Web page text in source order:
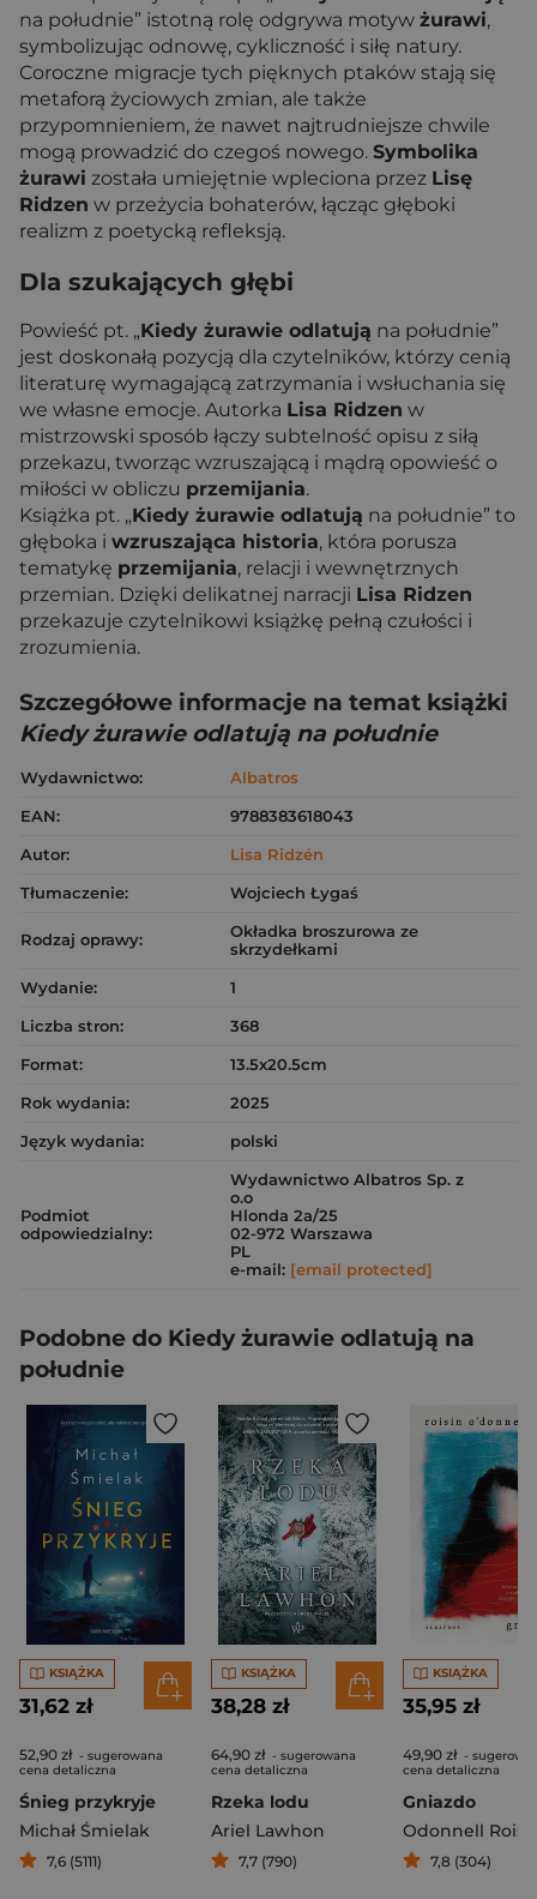
na południe” istotną rolę odgrywa motyw żurawi,
symbolizując odnowę, cykliczność i siłę natury.
Coroczne migracje tych pięknych ptaków stają się
metaforą życiowych zmian, ale także
przypomnieniem, że nawet najtrudniejsze chwile
mogą prowadzić do czegoś nowego. Symbolika
żurawi została umiejętnie wpleciona przez Lisę
Ridzen w przeżycia bohaterów, łącząc głęboki
realizm z poetycką refleksją.
Dla szukających głębi
Powieść pt. „Kiedy żurawie odlatują na południe”
jest doskonałą pozycją dla czytelników, którzy cenią
literaturę wymagającą zatrzymania i wsłuchania się
we własne emocje. Autorka Lisa Ridzen w
mistrzowski sposób łączy subtelność opisu z siłą
przekazu, tworząc wzruszającą i mądrą opowieść o
miłości w obliczu przemijania.
Książka pt. „Kiedy żurawie odlatują na południe” to
głęboka i wzruszająca historia, która porusza
tematykę przemijania, relacji i wewnętrznych
przemian. Dzięki delikatnej narracji Lisa Ridzen
przekazuje czytelnikowi książkę pełną czułości i
zrozumienia.
Szczegółowe informacje na temat książki
Kiedy żurawie odlatują na południe
Wydawnictwo:
Albatros
EAN:
9788383618043
Autor:
Lisa Ridzén
Tłumaczenie:
Wojciech Łygaś
Rodzaj oprawy:
Okładka broszurowa ze
skrzydełkami
Wydanie:
1
Liczba stron:
368
Format:
13.5x20.5cm
Rok wydania:
2025
Język wydania:
polski
Podmiot
odpowiedzialny:
Wydawnictwo Albatros Sp. z
o.o
Hlonda 2a/25
02-972 Warszawa
PL
e-mail: [email protected]
Podobne do Kiedy żurawie odlatują na
południe
KSIĄŻKA
31,62 zł
52,90 zł - sugerowana
cena detaliczna
Śnieg przykryje
Michał Śmielak
7,6 (5111)
KSIĄŻKA
38,28 zł
64,90 zł - sugerowana
cena detaliczna
Rzeka lodu
Ariel Lawhon
7,7 (790)
KSIĄŻKA
35,95 zł
49,90 zł -
cena detaliczna
Gniazdo
Odonnell
7,8 (304)